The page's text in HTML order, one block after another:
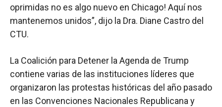
oprimidas no es algo nuevo en Chicago! Aquí nos
mantenemos unidos”, dijo la Dra. Diane Castro del
CTU.
La Coalición para Detener la Agenda de Trump
contiene varias de las instituciones líderes que
organizaron las protestas históricas del año pasado
en las Convenciones Nacionales Republicana y